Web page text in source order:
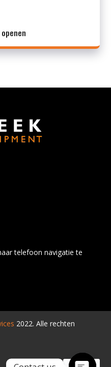
telefoon navigatie te
2022. Alle rechten